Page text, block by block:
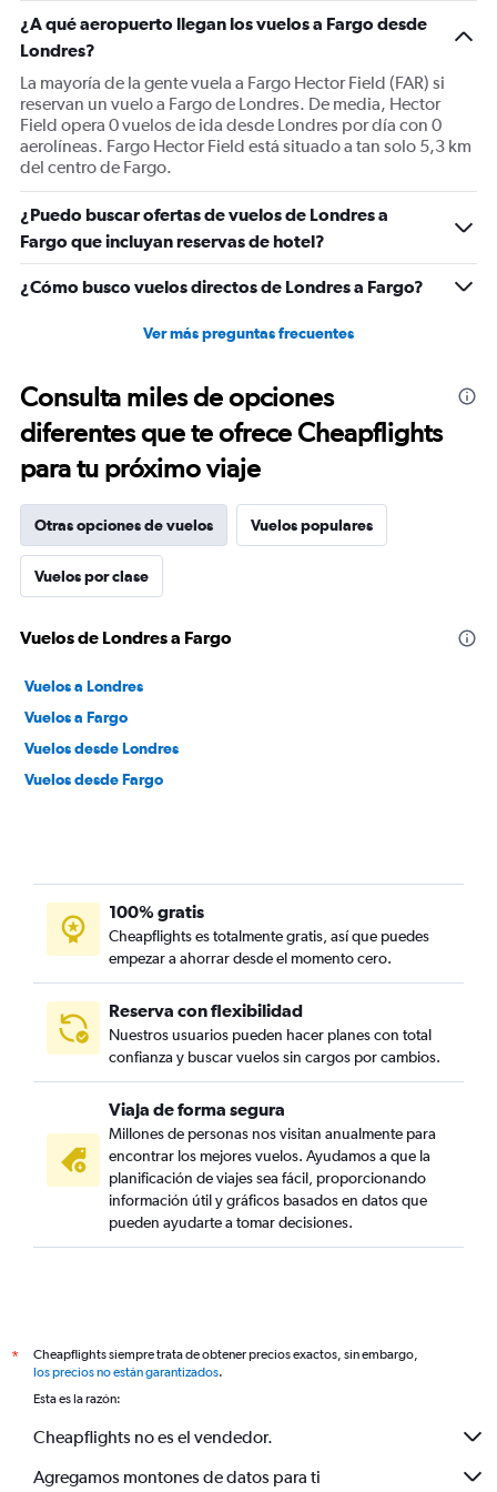
Y
axis
displaying
values.
Range:
0
to
1800.
¿A qué aeropuerto llegan los vuelos a Fargo desde
Londres?
La mayoría de la gente vuela a Fargo Hector Field (FAR) si
reservan un vuelo a Fargo de Londres. De media, Hector
Field opera 0 vuelos de ida desde Londres por día con 0
aerolíneas. Fargo Hector Field está situado a tan solo 5,3 km
del centro de Fargo.
¿Puedo buscar ofertas de vuelos de Londres a
Fargo que incluyan reservas de hotel?
¿Cómo busco vuelos directos de Londres a Fargo?
Ver más preguntas frecuentes
Consulta miles de opciones
diferentes que te ofrece Cheapflights
para tu próximo viaje
Otras opciones de vuelos Vuelos populares
Vuelos por clase
Vuelos de Londres a Fargo
Vuelos a Londres
Vuelos a Fargo
Vuelos desde Londres
Vuelos desde Fargo
100% gratis
Cheapflights es totalmente gratis, así que puedes
empezar a ahorrar desde el momento cero.
Reserva con flexibilidad
Nuestros usuarios pueden hacer planes con total
confianza y buscar vuelos sin cargos por cambios.
Viaja de forma segura
Millones de personas nos visitan anualmente para
encontrar los mejores vuelos. Ayudamos a que la
planificación de viajes sea fácil, proporcionando
información útil y gráficos basados en datos que
pueden ayudarte a tomar decisiones.
*
Cheapflights siempre trata de obtener precios exactos, sin embargo,
los precios no están garantizados.
Esta es la razón:
Cheapflights no es el vendedor.
Agregamos montones de datos para ti